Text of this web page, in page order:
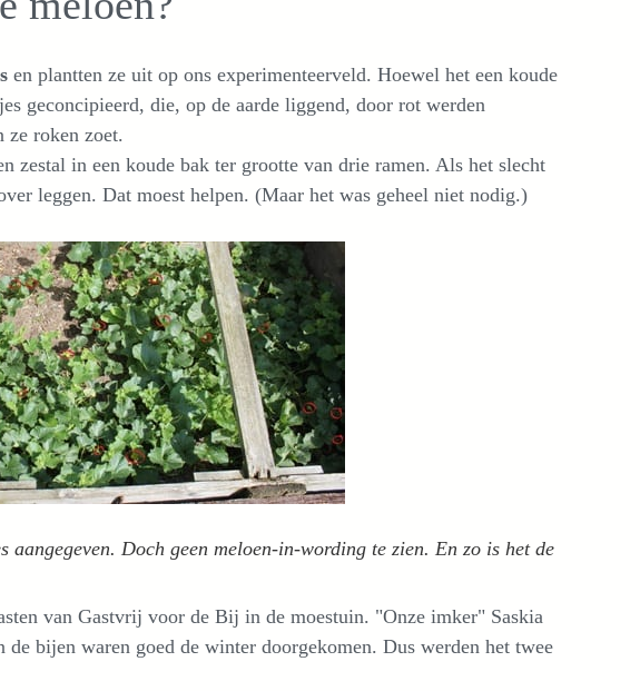
en plantten ze uit op ons experimenteerveld. Hoewel het een koude
geconcipieerd, die, op de aarde liggend, door rot werden
ze roken zoet.
zestal in een koude bak ter grootte van drie ramen. Als het slecht
leggen. Dat moest helpen. (Maar het was geheel niet nodig.)
Doch geen meloen-in-wording te zien. En zo is het de
van Gastvrij voor de Bij in de moestuin. "Onze imker" Saskia
bijen waren goed de winter doorgekomen. Dus werden het twee